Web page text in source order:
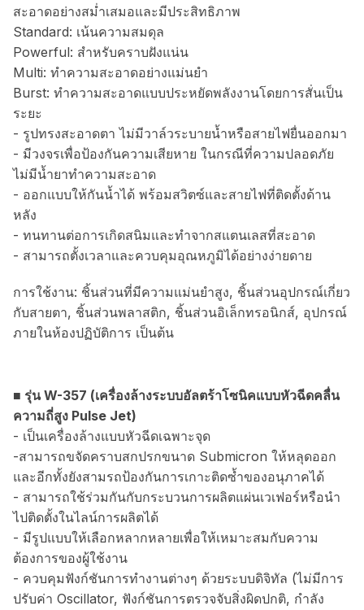
สะอาดอย่างสม่ำเสมอและมีประสิทธิภาพ
Standard: เน้นความสมดุล
Powerful: สำหรับคราบฝังแน่น
Multi: ทำความสะอาดอย่างแม่นยำ
Burst: ทำความสะอาดแบบประหยัดพลังงานโดยการสั่นเป็น
ระยะ
- รูปทรงสะอาดตา ไม่มีวาล์วระบายน้ำหรือสายไฟยื่นออกมา
- มีวงจรเพื่อป้องกันความเสียหาย ในกรณีที่ความปลอดภัย
ไม่มีน้ำยาทำความสะอาด
- ออกแบบให้กันน้ำได้ พร้อมสวิตซ์และสายไฟที่ติดตั้งด้าน
หลัง
- ทนทานต่อการเกิดสนิมและทำจากสแตนเลสที่สะอาด
- สามารถตั้งเวลาและควบคุมอุณหภูมิได้อย่างง่ายดาย
การใช้งาน: ชิ้นส่วนที่มีความแม่นยำสูง, ชิ้นส่วนอุปกรณ์เกี่ยว
กับสายตา, ชิ้นส่วนพลาสติก, ชิ้นส่วนอิเล็กทรอนิกส์, อุปกรณ์
ภายในห้องปฏิบัติการ เป็นต้น
■ รุ่น W-357 (เครื่องล้างระบบอัลตร้าโซนิคแบบหัวฉีดคลื่น
ความถี่สูง Pulse Jet)
- เป็นเครื่องล้างแบบหัวฉีดเฉพาะจุด
-สามารถขจัดคราบสกปรกขนาด Submicron ให้หลุดออก
และอีกทั้งยังสามรถป้องกันการเกาะติดซ้ำของอนุภาคได้
- สามารถใช้ร่วมกันกับกระบวนการผลิตแผ่นเวเฟอร์หรือนำ
ไปติดตั้งในไลน์การผลิตได้
- มีรูปแบบให้เลือกหลากหลายเพื่อให้เหมาะสมกับความ
ต้องการของผู้ใช้งาน
- ควบคุมฟังก์ชันการทำงานต่างๆ ด้วยระบบดิจิทัล (ไม่มีการ
ปรับค่า Oscillator, ฟังก์ชันการตรวจจับสิ่งผิดปกติ, กำลัง